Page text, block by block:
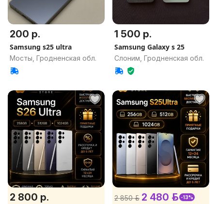
200 р.
Samsung s25 ultra
Мосты, Гродненская обл.
1 500 р.
Samsung Galaxy s 25
Слоним, Гродненская обл.
2 800 р. 2 850 р. 2 480 р. -13%